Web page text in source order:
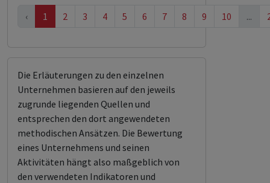
‹ 1 2 3 4 5 6 7 8 9 10 ...
Die Erläuterungen zu den einzelnen
Unternehmen basieren auf den jeweils
zugrunde liegenden Quellen und
entsprechen den dort angewendeten
methodischen Ansätzen. Die Bewertung
eines Unternehmens und seinen
Aktivitäten hängt also maßgeblich von
den verwendeten Indikatoren und